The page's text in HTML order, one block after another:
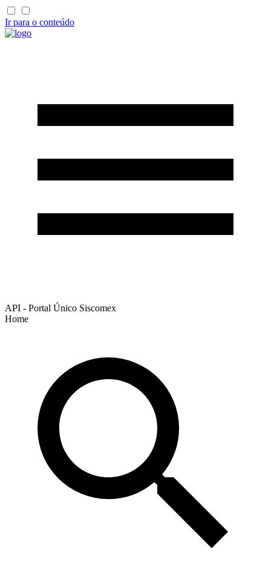
Ir para o conteúdo
API - Portal Único Siscomex
Home